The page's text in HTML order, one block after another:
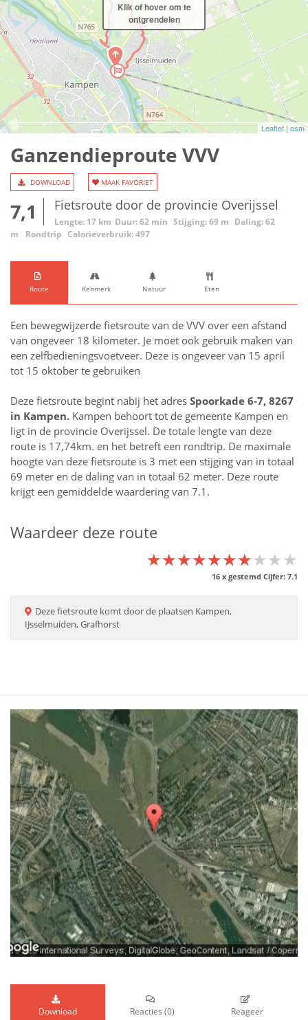
Leaflet | osm
Klik of hover om te
ontgrendelen
Ganzendieproute VVV
DOWNLOAD MAAK FAVORIET
7,1 Fietsroute door de provincie Overijssel
Lengte: 17 km Duur: 62 min Stijging: 69 m Daling: 62
m
Rondtrip Calorieverbruik: 497
Route Kenmerk Natuur Eten
Een bewegwijzerde fietsroute van de VVV over een afstand
van ongeveer 18 kilometer. Je moet ook gebruik maken van
een zelfbedieningsvoetveer. Deze is ongeveer van 15 april
tot 15 oktober te gebruiken
Deze fietsroute begint nabij het adres Spoorkade 6-7, 8267
in Kampen. Kampen behoort tot de gemeente Kampen en
ligt in de provincie Overijssel. De totale lengte van deze
route is 17,74km. en het betreft een rondtrip. De maximale
hoogte van deze fietsroute is 3 met een stijging van in totaal
69 meter en de daling van in totaal 62 meter. Deze route
krijgt een gemiddelde waardering van 7.1.
Waardeer deze route
★★★★★★★★★★
★★★★★★★★★★
★★★★★★★★★★
16 x gestemd Cijfer: 7.1
Dezefietsroute komt door de plaatsen Kampen,
IJsselmuiden, Grafhorst
Download Reacties (0) Reageer